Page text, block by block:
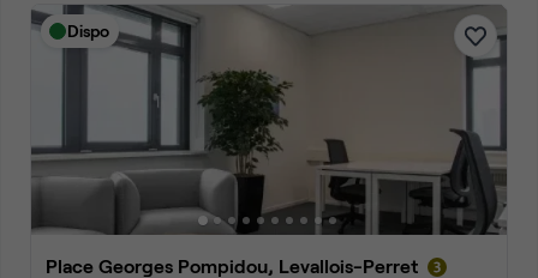
Dispo
Place Georges Pompidou, Levallois-Perret